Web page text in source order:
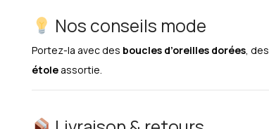
Nos conseils mode
Portez-la avec des boucles d’oreilles dorées, des
étole assortie.